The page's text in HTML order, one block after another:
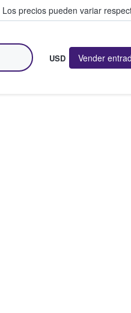
Los precios pueden variar
USD Vender